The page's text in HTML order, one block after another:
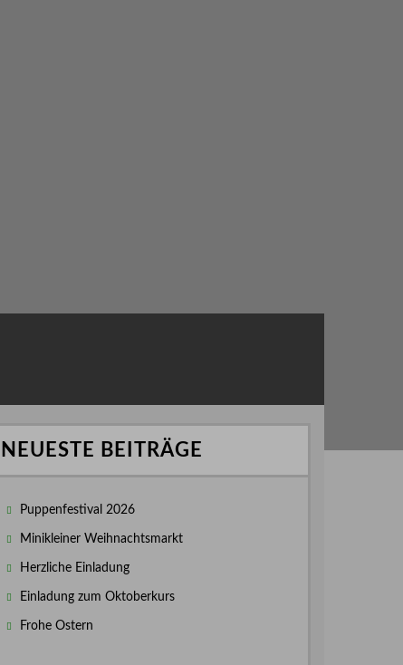
NEUESTE BEITRÄGE
Puppenfestival 2026
Minikleiner Weihnachtsmarkt
Herzliche Einladung
Einladung zum Oktoberkurs
Frohe Ostern